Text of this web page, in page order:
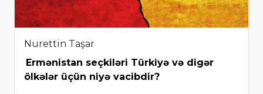
Nurettin Taşar
Ermənistan seçkiləri Türkiyə və digər
ölkələr üçün niyə vacibdir?